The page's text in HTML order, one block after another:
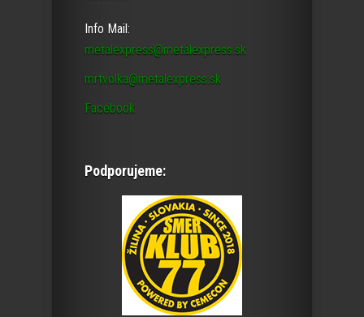
Info Mail:
metalexpress@metalexpress.sk
mrtvolka@metalexpress.sk
Facebook
Podporujeme: